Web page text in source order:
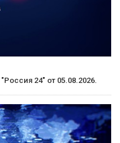
24" от 05.08.2026.